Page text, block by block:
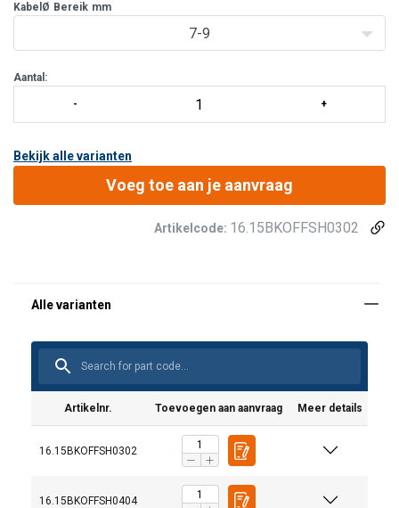
KabelØ Bereik mm
7-9
Aantal:
Bekijk alle varianten
Voeg toe aan je aanvraag
Artikelcode: 16.15BKOFFSH0302
Artikelnr. Toevoegen aan aanvraag Meer details
16.15BKOFFSH0302
16.15BKOFFSH0404